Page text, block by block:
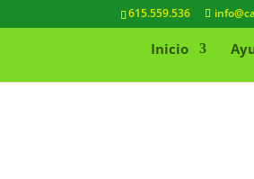
615.559.536
Inicio